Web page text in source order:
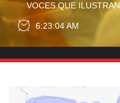
VOCES QUE
6:23:05 AM